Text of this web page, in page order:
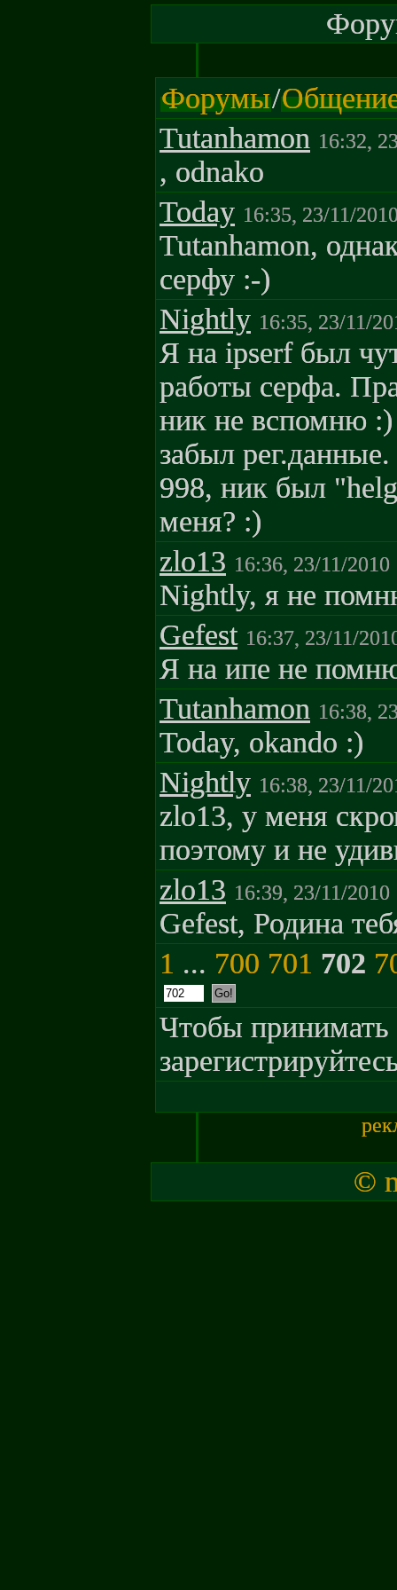
Форумы/
Tutanhamon 16:32,
, odnako
Today 16:35, 23/11/
Tutanhamon,
серфу :-)
Nightly 16:35, 23/11/
Я на ipserf был
работы серфа.
ник не вспомню
забыл
998, ник был
меня? :)
zlo13 16:36, 23/11/2010
Nightly, я не
Gefest 16:37, 23/11/
Я на ипе не
Tutanhamon 16:38,
Today, okando :)
Nightly 16:38, 23/11/
zlo13, у меня
поэтому и не
zlo13 16:39, 23/11/2010
Gefest, Родина
1 ... 700 701 702
Чтобы принимать
©